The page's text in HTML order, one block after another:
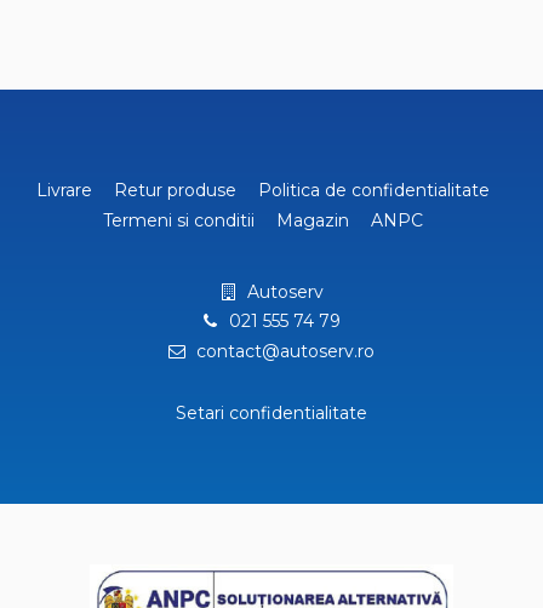
Livrare Retur produse
Politica de confidentialitate
Termeni si conditii
Magazin ANPC
Autoserv
021 555 74 79
contact@autoserv.ro
Setari confidentialitate